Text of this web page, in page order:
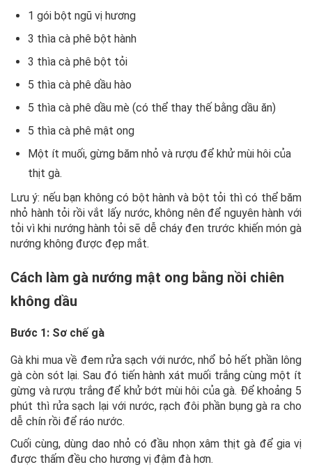
1 gói bột ngũ vị hương
3 thìa cà phê bột hành
3 thìa cà phê bột tỏi
5 thìa cà phê dầu hào
5 thìa cà phê dầu mè (có thể thay thế bằng dầu ăn)
5 thìa cà phê mật ong
Một ít muối, gừng băm nhỏ và rượu để khử mùi hôi của
thịt gà.
Lưu ý: nếu bạn không có bột hành và bột tỏi thì có thể băm
nhỏ hành tỏi rồi vắt lấy nước, không nên để nguyên hành với
tỏi vì khi nướng hành tỏi sẽ dễ cháy đen trước khiến món gà
nướng không được đẹp mắt.
Cách làm gà nướng mật ong bằng nồi chiên
không dầu
Bước 1: Sơ chế gà
Gà khi mua về đem rửa sạch với nước, nhổ bỏ hết phần lông
gà còn sót lại. Sau đó tiến hành xát muối trắng cùng một ít
gừng và rượu trắng để khử bớt mùi hôi của gà. Để khoảng 5
phút thì rửa sạch lại với nước, rạch đôi phần bụng gà ra cho
dễ chín rồi để ráo nước.
Cuối cùng, dùng dao nhỏ có đầu nhọn xâm thịt gà để gia vị
được thấm đều cho hương vị đậm đà hơn.